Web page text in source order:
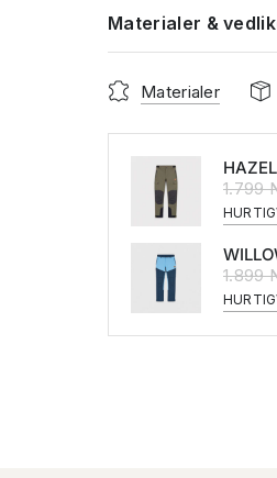
Materialer &
Materialer
1.799
1.899